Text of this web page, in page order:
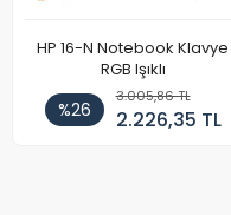
HP 16-N Notebook Klavye
RGB Işıklı
%26
3.005,86 TL
2.226,35 TL